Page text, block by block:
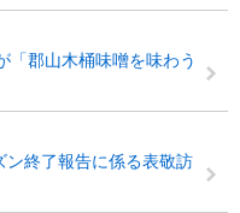
「郡山木桶味噌を味わう
終了報告に係る表敬訪